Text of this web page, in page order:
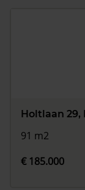
Holtlaan 29,
91 m2
€ 185.000